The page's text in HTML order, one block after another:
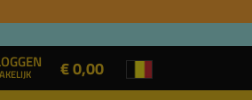
€ 0,00